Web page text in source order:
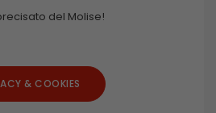
del Molise!
& COOKIES